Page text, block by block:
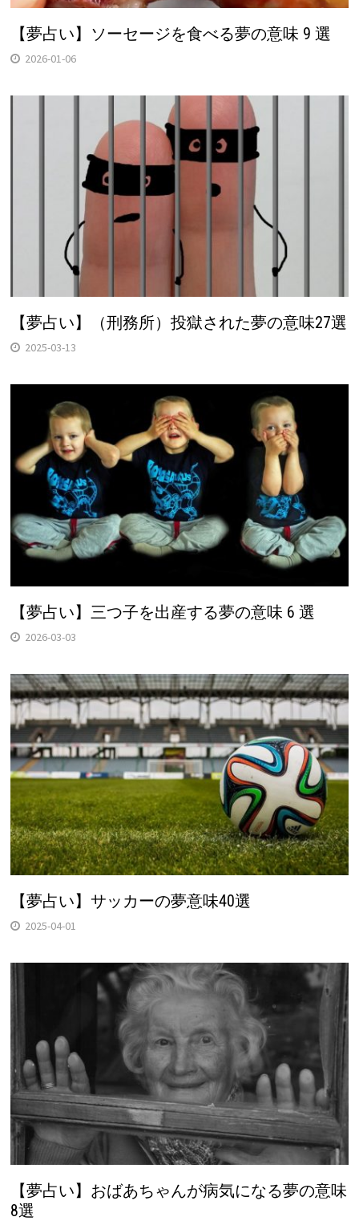
【夢占い】ソーセージを食べる夢の意味 9 選
2026-01-06
【夢占い】（刑務所）投獄された夢の意味27選
2025-03-13
【夢占い】三つ子を出産する夢の意味 6 選
2026-03-03
【夢占い】サッカーの夢意味40選
2025-04-01
【夢占い】おばあちゃんが病気になる夢の意味
8選